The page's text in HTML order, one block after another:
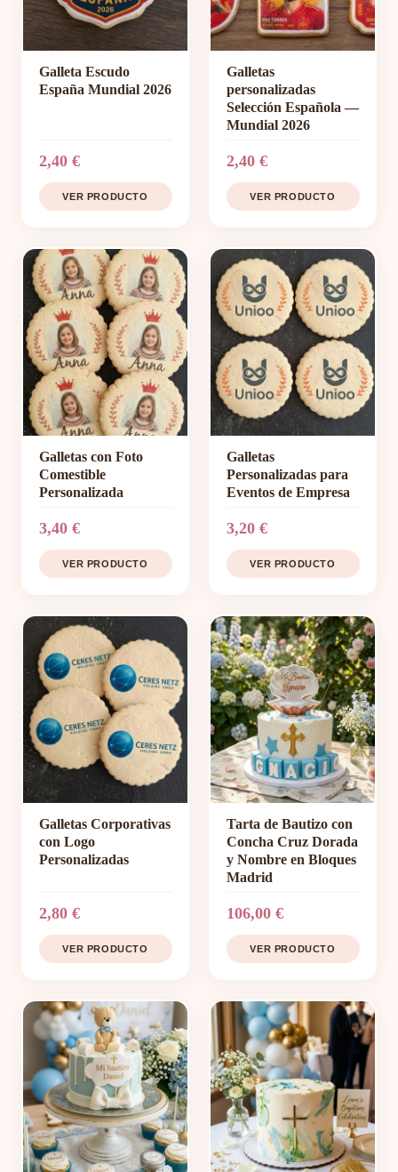
Galleta Escudo
España Mundial 2026
2,40 €
VER PRODUCTO
Galletas
personalizadas
Selección Española —
Mundial 2026
2,40 €
VER PRODUCTO
Galletas con Foto
Comestible
Personalizada
3,40 €
VER PRODUCTO
Galletas
Personalizadas para
Eventos de Empresa
3,20 €
VER PRODUCTO
Galletas Corporativas
con Logo
Personalizadas
2,80 €
VER PRODUCTO
Tarta de Bautizo con
Concha Cruz Dorada
y Nombre en Bloques
Madrid
106,00 €
VER PRODUCTO